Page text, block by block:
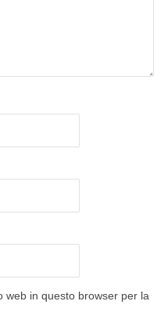
web in questo browser per la